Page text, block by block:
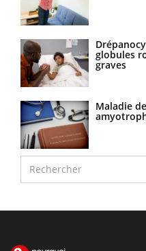
globules
graves
Maladie